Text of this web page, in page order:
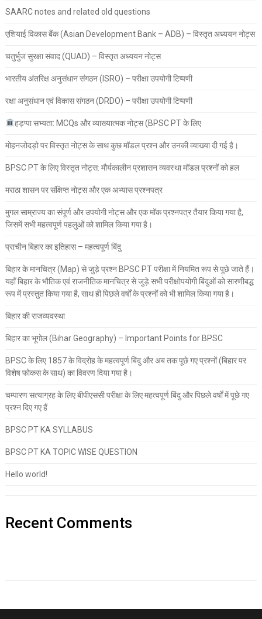
SAARC notes and related old questions
एशियाई विकास बैंक (Asian Development Bank – ADB) – विस्तृत अध्ययन नोट्स
चतुर्भुज सुरक्षा संवाद (QUAD) – विस्तृत अध्ययन नोट्स
भारतीय अंतरिक्ष अनुसंधान संगठन (ISRO) – परीक्षा उपयोगी टिप्पणी
रक्षा अनुसंधान एवं विकास संगठन (DRDO) – परीक्षा उपयोगी टिप्पणी
हड़प्पा सभ्यता: MCQs और व्याख्यात्मक नोट्स (BPSC PT के लिए
मोहनजोदड़ो पर विस्तृत नोट्स के साथ कुछ मॉडल प्रश्न और उनकी व्याख्या दी गई है।
BPSC PT के लिए विस्तृत नोट्स: मौर्यकालीन प्रशासन व्यवस्था मॉडल प्रश्नों को हल
मराठा शासन पर संक्षिप्त नोट्स और एक अभ्यास प्रश्नपत्र
मुगल साम्राज्य का संपूर्ण और उपयोगी नोट्स और एक मॉक प्रश्नपत्र तैयार किया गया है,
जिसमें सभी महत्वपूर्ण पहलुओं को शामिल किया गया है।
प्राचीन बिहार का इतिहास – महत्वपूर्ण बिंदु
बिहार के मानचित्र (Map) से जुड़े प्रश्न BPSC PT परीक्षा में नियमित रूप से पूछे जाते हैं।
यहाँ बिहार के भौतिक एवं राजनीतिक मानचित्र से जुड़े सभी परीक्षोपयोगी बिंदुओं को सारणीबद्ध
रूप में प्रस्तुत किया गया है, साथ ही पिछले वर्षों के प्रश्नों को भी शामिल किया गया है।
बिहार की राजव्यवस्था
बिहार का भूगोल (Bihar Geography) – Important Points for BPSC
BPSC के लिए 1857 के विद्रोह के महत्वपूर्ण बिंदु और अब तक पूछे गए प्रश्नों (बिहार पर
विशेष फोकस के साथ) का विवरण दिया गया है।
चम्पारण सत्याग्रह के लिए बीपीएससी परीक्षा के लिए महत्वपूर्ण बिंदु और पिछले वर्षों में पूछे गए
प्रश्न दिए गए हैं
BPSC PT KA SYLLABUS
BPSC PT KA TOPIC WISE QUESTION
Hello world!
Recent Comments